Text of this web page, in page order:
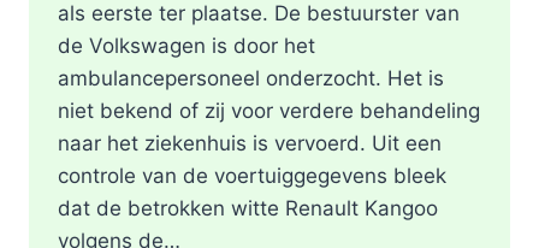
als eerste ter plaatse. De bestuurster van
de Volkswagen is door het
ambulancepersoneel onderzocht. Het is
niet bekend of zij voor verdere behandeling
naar het ziekenhuis is vervoerd. Uit een
controle van de voertuiggegevens bleek
dat de betrokken witte Renault Kangoo
volgens de…